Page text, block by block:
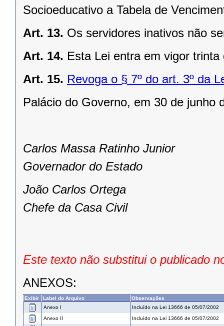
Socioeducativo a Tabela de
Art. 13. Os servidores inativos não
Art. 14. Esta Lei entra em vigor
Art. 15. Revoga o § 7º do art. 3º da
Palácio do Governo, em 30 de junho
Carlos Massa Ratinho Junior
Governador do Estado
João Carlos Ortega
Chefe da Casa Civil
Este texto não substitui o publicado
ANEXOS:
Exibir Label do Arquivo
Observações
Anexo I
Incluído na Lei 13666 de 05/07/2002
Anexo II
Incluído na Lei 13666 de 05/07/2002